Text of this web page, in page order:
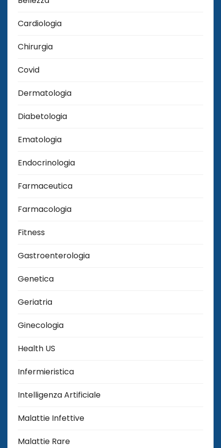
Cardiologia
Chirurgia
Covid
Dermatologia
Diabetologia
Ematologia
Endocrinologia
Farmaceutica
Farmacologia
Fitness
Gastroenterologia
Genetica
Geriatria
Ginecologia
Health US
Infermieristica
Intelligenza Artificiale
Malattie Infettive
Malattie Rare